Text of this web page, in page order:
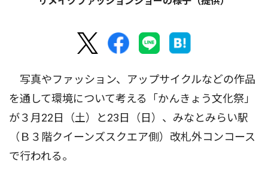
写真やファッション、アップサイクルなどの作品
を通して環境について考える「かんきょう文化祭」
が３月22日（土）と23日（日）、みなとみらい駅
（Ｂ３階クイーンズスクエア側）改札外コンコース
で行われる。